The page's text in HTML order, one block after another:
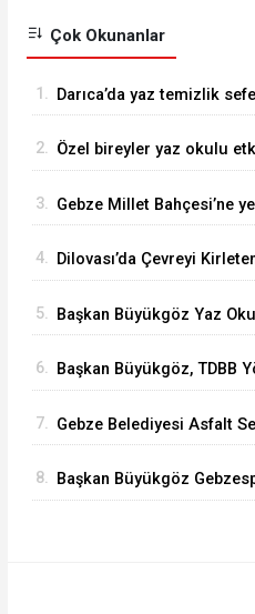
Çok Okunanlar
1. Darıca’da yaz temizlik
2. Özel bireyler yaz okulu
3. Gebze Millet Bahçesi’ne
4. Dilovası’da Çevreyi
5. Başkan Büyükgöz Yaz
6. Başkan Büyükgöz, TDBB
7. Gebze Belediyesi Asfalt
8. Başkan Büyükgöz